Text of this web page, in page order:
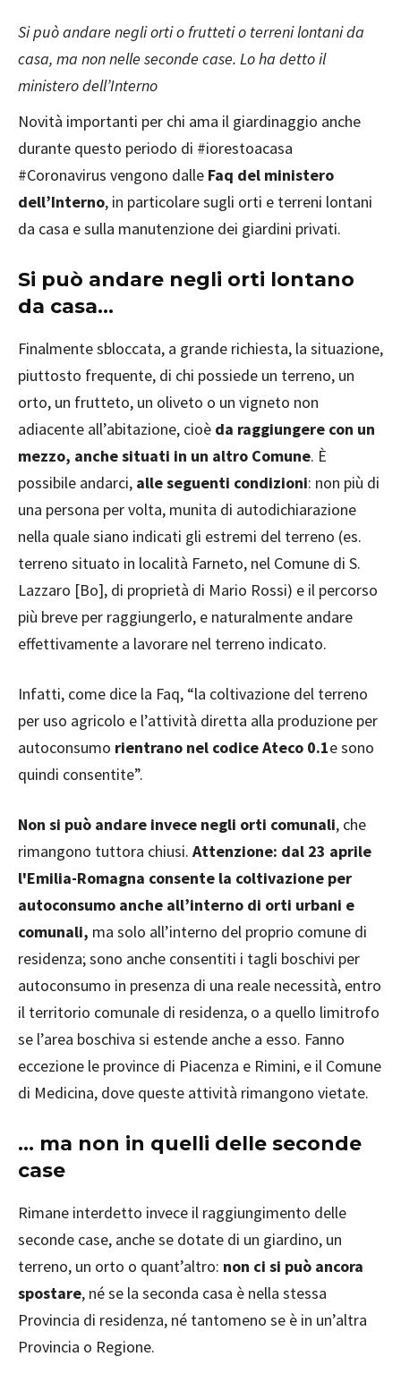
Si può andare negli orti o frutteti o terreni lontani da
casa, ma non nelle seconde case. Lo ha detto il
ministero dell’Interno
Novità importanti per chi ama il giardinaggio anche
durante questo periodo di #iorestoacasa
#Coronavirus vengono dalle Faq del ministero
dell’Interno, in particolare sugli orti e terreni lontani
da casa e sulla manutenzione dei giardini privati.
Si può andare negli orti lontano
da casa…
Finalmente sbloccata, a grande richiesta, la situazione,
piuttosto frequente, di chi possiede un terreno, un
orto, un frutteto, un oliveto o un vigneto non
adiacente all’abitazione, cioè da raggiungere con un
mezzo, anche situati in un altro Comune. È
possibile andarci, alle seguenti condizioni: non più di
una persona per volta, munita di autodichiarazione
nella quale siano indicati gli estremi del terreno (es.
terreno situato in località Farneto, nel Comune di S.
Lazzaro [Bo], di proprietà di Mario Rossi) e il percorso
più breve per raggiungerlo, e naturalmente andare
effettivamente a lavorare nel terreno indicato.
Infatti, come dice la Faq, “la coltivazione del terreno
per uso agricolo e l’attività diretta alla produzione per
autoconsumo rientrano nel codice Ateco 0.1e sono
quindi consentite”.
Non si può andare invece negli orti comunali, che
rimangono tuttora chiusi. Attenzione: dal 23 aprile
l'Emilia-Romagna consente la coltivazione per
autoconsumo anche all’interno di orti urbani e
comunali, ma solo all’interno del proprio comune di
residenza; sono anche consentiti i tagli boschivi per
autoconsumo in presenza di una reale necessità, entro
il territorio comunale di residenza, o a quello limitrofo
se l’area boschiva si estende anche a esso. Fanno
eccezione le province di Piacenza e Rimini, e il Comune
di Medicina, dove queste attività rimangono vietate.
… ma non in quelli delle seconde
case
Rimane interdetto invece il raggiungimento delle
seconde case, anche se dotate di un giardino, un
terreno, un orto o quant’altro: non ci si può ancora
spostare, né se la seconda casa è nella stessa
Provincia di residenza, né tantomeno se è in un’altra
Provincia o Regione.